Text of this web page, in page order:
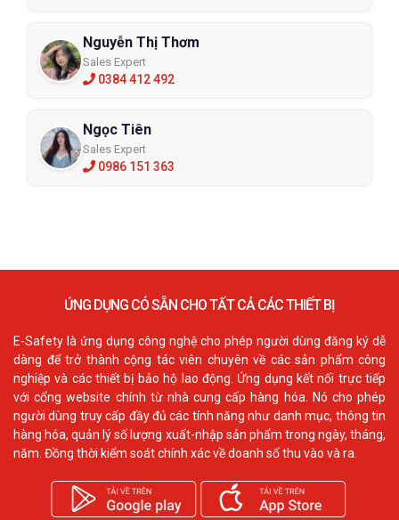
Nguyễn Thị Thơm
Sales Expert
0384 412 492
Ngọc Tiên
Sales Expert
0986 151 363
ỨNG DỤNG CÓ SẴN CHO TẤT CẢ CÁC THIẾT BỊ
E-Safety là ứng dụng công nghệ cho phép người dùng đăng ký dễ
dàng để trở thành cộng tác viên chuyên về các sản phẩm công
nghiệp và các thiết bị bảo hộ lao động. Ứng dụng kết nối trực tiếp
với cổng website chính từ nhà cung cấp hàng hóa. Nó cho phép
người dùng truy cấp đầy đủ các tính năng như danh mục, thông tin
hàng hóa, quản lý số lượng xuất-nhập sản phẩm trong ngày, tháng,
năm. Đồng thời kiểm soát chính xác về doanh số thu vào và ra.